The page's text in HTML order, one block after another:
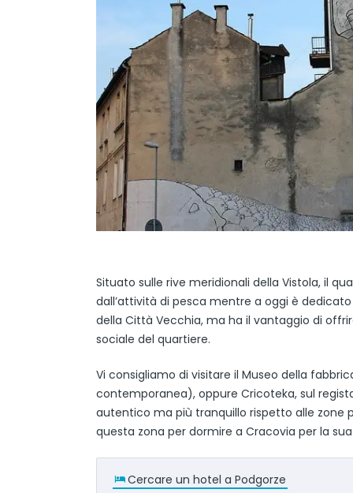
Situato sulle rive meridionali della Vistola, il
dall’attività di pesca mentre a oggi è
della Città Vecchia, ma ha il vantaggio di
sociale del quartiere.
Vi consigliamo di visitare il Museo della
contemporanea), oppure Cricoteka, sul
autentico ma più tranquillo rispetto alle
questa zona per dormire a Cracovia per la
Cercare un hotel a Podgorze